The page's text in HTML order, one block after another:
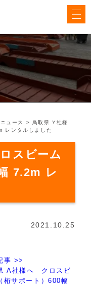
ニュース > 鳥取県 Y社様
ンタルしました
スビーム
7.2m レ
2021.10.25
事 >>
A社様へ クロスビ
桁サポート）600幅